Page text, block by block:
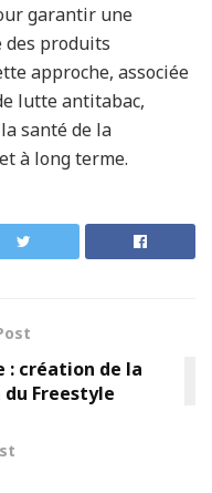
garantir une
produits
approche, associée
lutte antitabac,
santé de la
à long terme.
: création de la
Freestyle